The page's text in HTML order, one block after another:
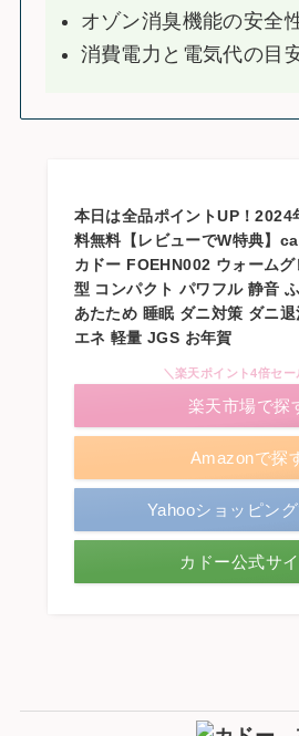
オゾン消臭機能の安全
消費電力と電気代の目
本日は全品ポイントUP！2024
料無料【レビューでW特典】
カドー FOEHN002 ウォーム
型 コンパクト パワフル 静音
あたため 睡眠 ダニ対策 ダニ
エネ 軽量 JGS お年賀
Amazonで探
＼楽天ポイント4倍セー
楽天市場で探
Yahooショッピン
カドー公式サ